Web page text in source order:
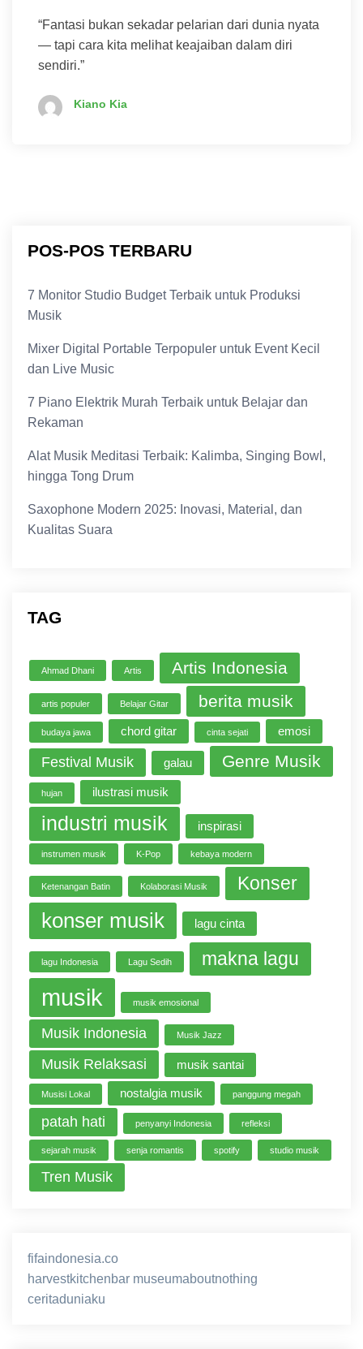
“Fantasi bukan sekadar pelarian dari dunia nyata
— tapi cara kita melihat keajaiban dalam diri
sendiri.”
Kiano Kia
POS-POS TERBARU
7 Monitor Studio Budget Terbaik untuk Produksi
Musik
Mixer Digital Portable Terpopuler untuk Event Kecil
dan Live Music
7 Piano Elektrik Murah Terbaik untuk Belajar dan
Rekaman
Alat Musik Meditasi Terbaik: Kalimba, Singing Bowl,
hingga Tong Drum
Saxophone Modern 2025: Inovasi, Material, dan
Kualitas Suara
TAG
Ahmad Dhani Artis Artis Indonesia
artis populer Belajar Gitar berita musik
budaya jawa chord gitar cinta sejati emosi
Festival Musik galau Genre Musik
hujan ilustrasi musik
industri musik inspirasi
instrumen musik K-Pop kebaya modern
Ketenangan Batin Kolaborasi Musik Konser
konser musik lagu cinta
lagu Indonesia Lagu Sedih makna lagu
musik musik emosional
Musik Indonesia Musik Jazz
Musik Relaksasi musik santai
Musisi Lokal nostalgia musik panggung megah
patah hati penyanyi Indonesia refleksi
sejarah musik senja romantis spotify studio musik
Tren Musik
fifaindonesia.co
harvestkitchenbar museumaboutnothing
ceritaduniaku